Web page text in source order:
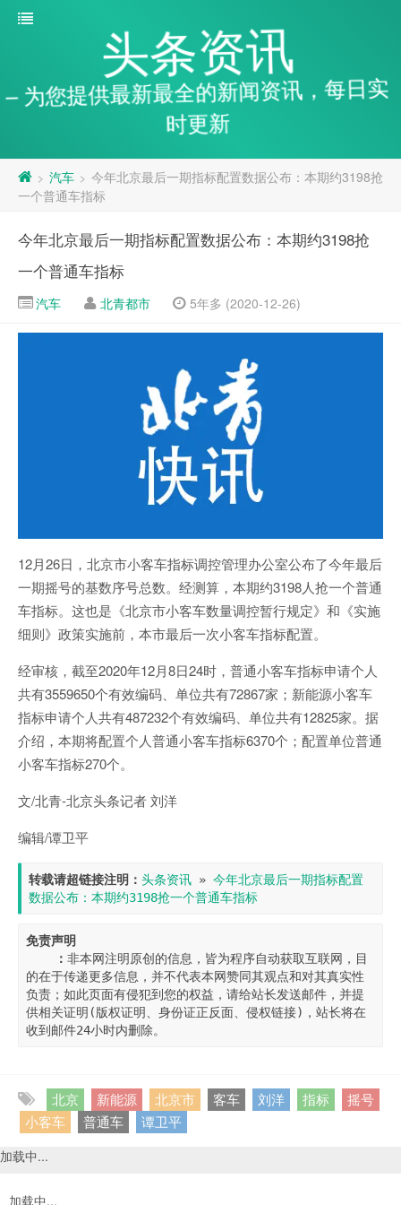
头条资讯
– 为您提供最新最全的新闻资讯，每日实
时更新
> 汽车 > 今年北京最后一期指标配置数据公布：本期约3198抢
一个普通车指标
今年北京最后一期指标配置数据公布：本期约3198抢
一个普通车指标
汽车 北青都市 5年多 (2020-12-26)
12月26日，北京市小客车指标调控管理办公室公布了今年最后
一期摇号的基数序号总数。经测算，本期约3198人抢一个普通
车指标。这也是《北京市小客车数量调控暂行规定》和《实施
细则》政策实施前，本市最后一次小客车指标配置。
经审核，截至2020年12月8日24时，普通小客车指标申请个人
共有3559650个有效编码、单位共有72867家；新能源小客车
指标申请个人共有487232个有效编码、单位共有12825家。据
介绍，本期将配置个人普通小客车指标6370个；配置单位普通
小客车指标270个。
文/北青-北京头条记者 刘洋
编辑/谭卫平
转载请超链接注明： 头条资讯 » 今年北京最后一期指标配置
数据公布：本期约3198抢一个普通车指标
免责声明
    ：
非本网注明原创的信息，皆为程序自动获取互联网，目
的在于传递更多信息，并不代表本网赞同其观点和对其真实性
负责；如此页面有侵犯到您的权益，请给站长发送邮件，并提
供相关证明(版权证明、身份证正反面、侵权链接)，站长将在
收到邮件24小时内删除。
北京 新能源 北京市 客车 刘洋 指标
摇号
小客车
普通车 谭卫平
加载中...
加载中...